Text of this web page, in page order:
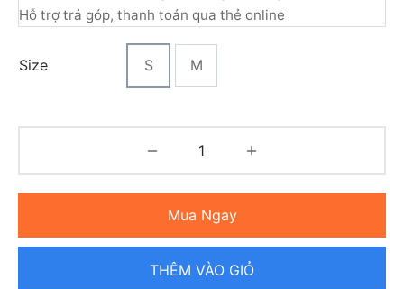
Hỗ trợ trả góp, thanh toán qua thẻ online
Size S M
Mua Ngay
THÊM VÀO GIỎ